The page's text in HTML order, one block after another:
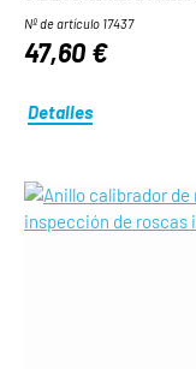
Nº de artículo 17437
47,60 €
Detalles